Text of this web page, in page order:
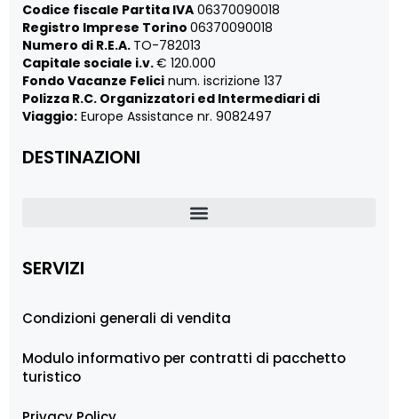
Codice fiscale Partita IVA 06370090018
Registro Imprese Torino 06370090018
Numero di R.E.A. TO-782013
Capitale sociale i.v.€ 120.000
Fondo Vacanze Felici num. iscrizione 137
Polizza R.C. Organizzatori ed Intermediari di
Viaggio: Europe Assistance nr. 9082497
DESTINAZIONI
SERVIZI
Condizioni generali di vendita
Modulo informativo per contratti di pacchetto
turistico